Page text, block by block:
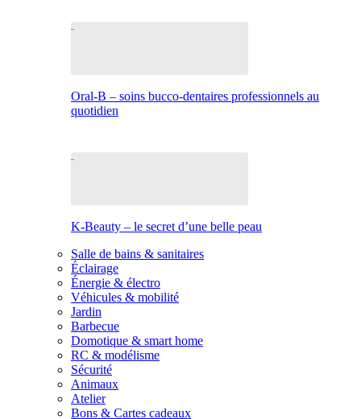
Oral-B – soins bucco-dentaires professionnels au
quotidien
K-Beauty – le secret d’une belle peau
Salle de bains & sanitaires
Éclairage
Énergie & électro
Véhicules & mobilité
Jardin
Barbecue
Domotique & smart home
RC & modélisme
Sécurité
Animaux
Atelier
Bons & Cartes cadeaux